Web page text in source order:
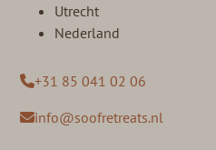
Utrecht
Nederland
+31 85 041 02 06
info@soofretreats.nl